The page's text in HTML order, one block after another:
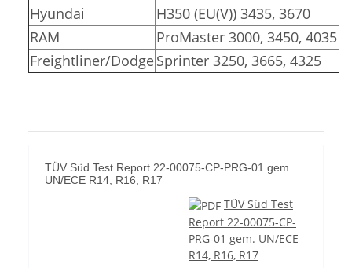
Hyundai
H350 (EU(V)) 3435, 3670
RAM
ProMaster 3000, 3450, 4035
Freightliner/DodgeSprinter 3250, 3665, 4325
TÜV Süd Test Report 22-00075-CP-PRG-01 gem.
UN/ECE R14, R16, R17
TÜV Süd Test
Report 22-00075-CP-
PRG-01 gem. UN/ECE
R14, R16, R17